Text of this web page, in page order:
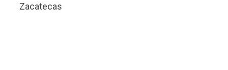
Zacatecas